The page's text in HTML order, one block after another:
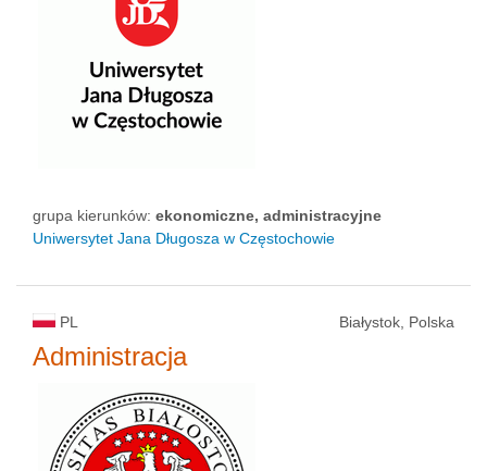
grupa kierunków: ekonomiczne, administracyjne
Uniwersytet Jana Długosza w Częstochowie
PL Białystok, Polska
Administracja